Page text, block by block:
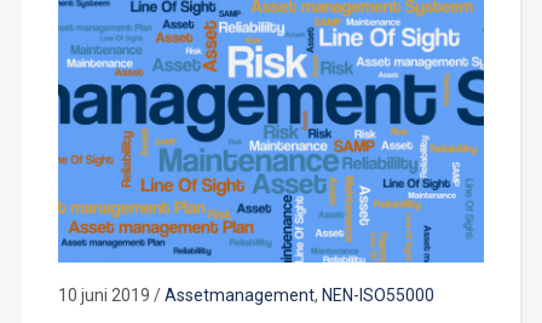
10 juni 2019 /Assetmanagement, NEN-ISO55000